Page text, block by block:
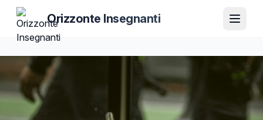
Orizzonte Insegnanti